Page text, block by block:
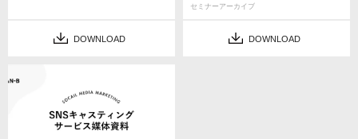
DOWNLOAD
セミナーアーカイブ
DOWNLOAD